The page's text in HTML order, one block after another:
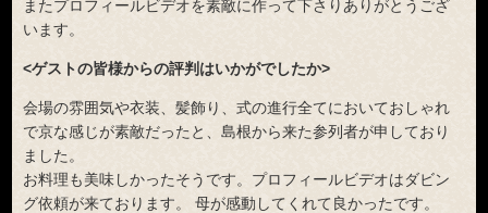
またプロフィールビデオを素敵に作って下さりありがとうござ
います。
<ゲストの皆様からの評判はいかがでしたか>
会場の雰囲気や衣装、髪飾り、式の進行全てにおいておしゃれ
で京な感じが素敵だったと、島根から来た参列者が申しており
ました。
お料理も美味しかったそうです。プロフィールビデオはダビン
グ依頼が来ております。 母が感動してくれて良かったです。